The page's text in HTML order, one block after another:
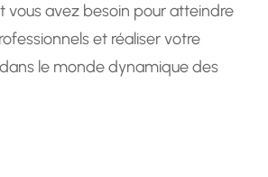
vous avez besoin pour atteindre
et réaliser votre
le monde dynamique des